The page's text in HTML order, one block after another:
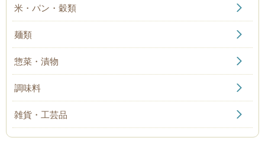
米・パン・穀類
麺類
惣菜・漬物
調味料
雑貨・工芸品